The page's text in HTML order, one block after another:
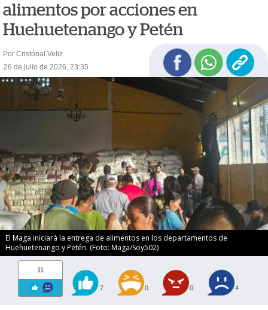
alimentos por acciones en
Huehuetenango y Petén
Por Cristóbal Veliz
26 de julio de 2026, 23:35
El Maga iniciará la entrega de alimentos en los departamentos de
Huehuetenango y Petén. (Foto: Maga/Soy502)
11
7 0 0 4